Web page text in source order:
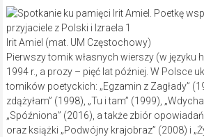
Irit Amiel (mat. UM Częstochowy)
Pierwszy tomik własnych wierszy (w języku
1994 r., a prozy – pięć lat później. W Polsce
tomików poetyckich: „Egzamin z Zagłady”
zdążyłam” (1998), „Tu i tam” (1999),
„Spóźniona” (2016), a także zbiór
oraz książki „Podwójny krajobraz” (2008) i